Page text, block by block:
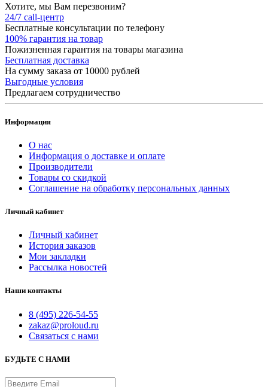
Хотите, мы Вам перезвоним?
24/7 call-центр
Бесплатные консультации по телефону
100% гарантия на товар
Пожизненная гарантия на товары магазина
Бесплатная доставка
На сумму заказа от 10000 рублей
Выгодные условия
Предлагаем сотрудничество
Информация
О нас
Информация о доставке и оплате
Производители
Товары со скидкой
Соглашение на обработку персональных данных
Личный кабинет
Личный кабинет
История заказов
Мои закладки
Рассылка новостей
Наши контакты
8 (495) 226-54-55
zakaz@proloud.ru
Связаться с нами
БУДЬТЕ С НАМИ